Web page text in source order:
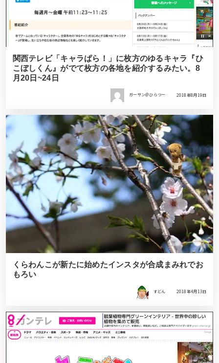
関西テレビ「キャラぱら！」に枚方のゆるキャラ『ひ
こぼしくん』がでて枚方の各地を紹介するみたい。8
月20日~24日
ガーサン＠ひらつー 2018年8月19日
くらわんこが新たに始めたインスタが合成まみれでお
もろい
すどん 2018年4月13日